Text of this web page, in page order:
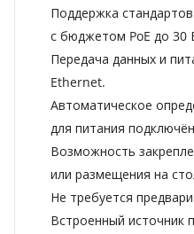
Поддержка
с бюджетом PoE до 30
Передача данных и
Ethernet.
Автоматическое
для питания
Возможность
или размещения на
Не требуется
Встроенный источник